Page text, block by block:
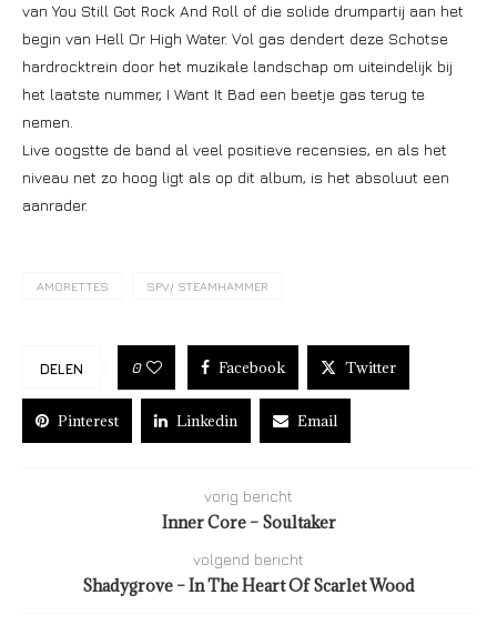
van You Still Got Rock And Roll of die solide drumpartij aan het
begin van Hell Or High Water. Vol gas dendert deze Schotse
hardrocktrein door het muzikale landschap om uiteindelijk bij
het laatste nummer, I Want It Bad een beetje gas terug te
nemen.
Live oogstte de band al veel positieve recensies, en als het
niveau net zo hoog ligt als op dit album, is het absoluut een
aanrader.
AMORETTES SPV/ STEAMHAMMER
DELEN 0 Facebook Twitter
Pinterest Linkedin Email
vorig bericht
Inner Core – Soultaker
volgend bericht
Shadygrove – In The Heart Of Scarlet Wood